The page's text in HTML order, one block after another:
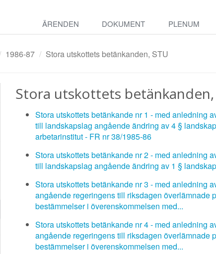
ÄRENDEN DOKUMENT PLENUM
1986-87 Stora utskottets betänkanden, STU
Stora utskottets betänkanden,
Stora utskottets betänkande nr 1 - med anledning
till landskapslag angående ändring av 4 §
arbetarinstitut - FR nr 38/1985-86
Stora utskottets betänkande nr 2 - med anledning
till landskapslag angående ändring av 1 §
Stora utskottets betänkande nr 3 - med anledning
angående regeringens till riksdagen överlämnade
bestämmelser i överenskommelsen med...
Stora utskottets betänkande nr 4 - med anledning
angående regeringens till riksdagen överlämnade
bestämmelser i överenskommelsen med...